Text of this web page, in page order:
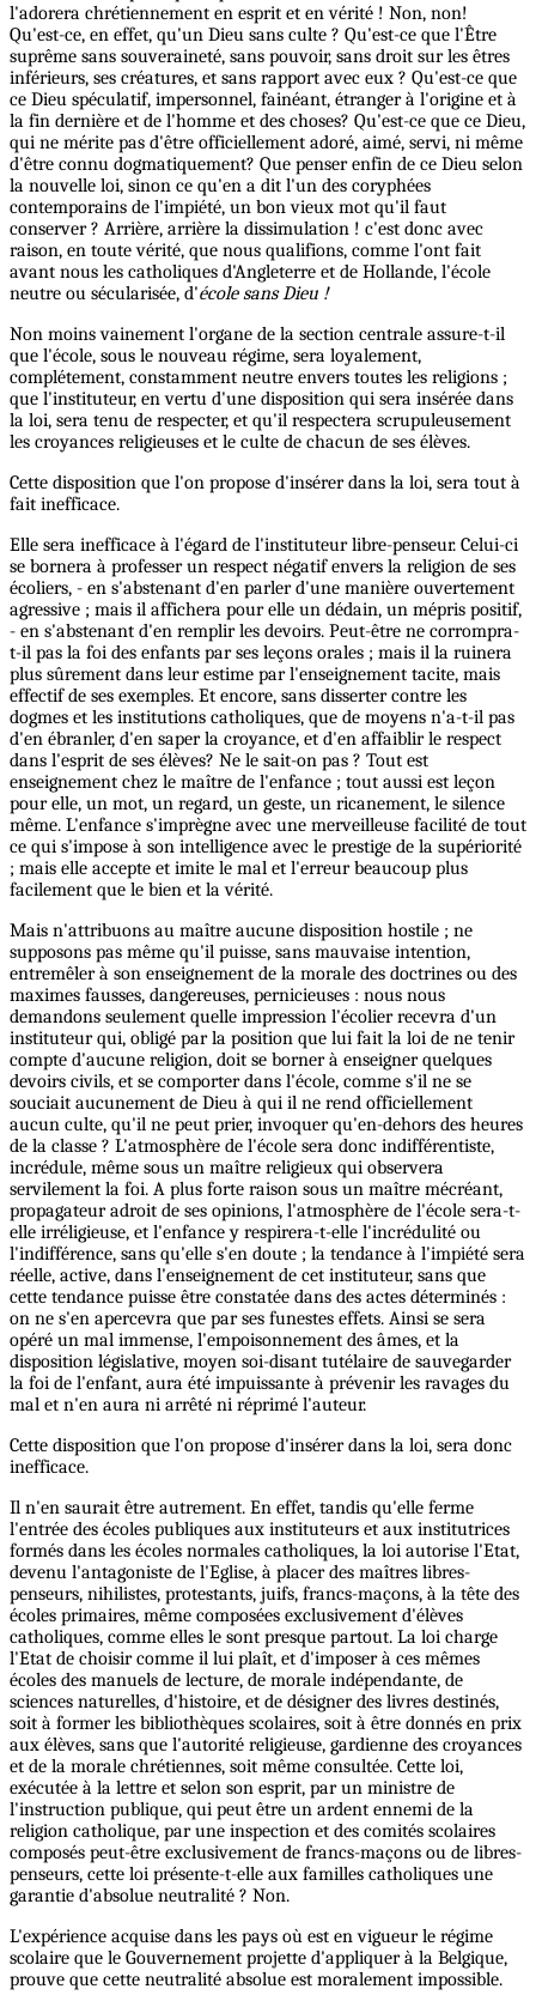
l'adorera chrétiennement en esprit et en vérité ! Non, non!
Qu'est-ce, en effet, qu'un Dieu sans culte ? Qu'est-ce que l'Être
suprême sans souveraineté, sans pouvoir, sans droit sur les êtres
inférieurs, ses créatures, et sans rapport avec eux ? Qu'est-ce que
ce Dieu spéculatif, impersonnel, fainéant, étranger à l'origine et à
la fin dernière et de l'homme et des choses? Qu'est-ce que ce Dieu,
qui ne mérite pas d'être officiellement adoré, aimé, servi, ni même
d'être connu dogmatiquement? Que penser enfin de ce Dieu selon
la nouvelle loi, sinon ce qu'en a dit l'un des coryphées
contemporains de l'impiété, un bon vieux mot qu'il faut
conserver ? Arrière, arrière la dissimulation ! c'est donc avec
raison, en toute vérité, que nous qualifions, comme l'ont fait
avant nous les catholiques d'Angleterre et de Hollande, l'école
neutre ou sécularisée, d'école sans Dieu !
Non moins vainement l'organe de la section centrale assure-t-il
que l'école, sous le nouveau régime, sera loyalement,
complétement, constamment neutre envers toutes les religions ;
que l'instituteur, en vertu d'une disposition qui sera insérée dans
la loi, sera tenu de respecter, et qu'il respectera scrupuleusement
les croyances religieuses et le culte de chacun de ses élèves.
Cette disposition que l'on propose d'insérer dans la loi, sera tout à
fait inefficace.
Elle sera inefficace à l'égard de l'instituteur libre-penseur. Celui-ci
se bornera à professer un respect négatif envers la religion de ses
écoliers, - en s'abstenant d'en parler d'une manière ouvertement
agressive ; mais il affichera pour elle un dédain, un mépris positif,
- en s'abstenant d'en remplir les devoirs. Peut-être ne corrompra-
t-il pas la foi des enfants par ses leçons orales ; mais il la ruinera
plus sûrement dans leur estime par l'enseignement tacite, mais
effectif de ses exemples. Et encore, sans disserter contre les
dogmes et les institutions catholiques, que de moyens n'a-t-il pas
d'en ébranler, d'en saper la croyance, et d'en affaiblir le respect
dans l'esprit de ses élèves? Ne le sait-on pas ? Tout est
enseignement chez le maître de l'enfance ; tout aussi est leçon
pour elle, un mot, un regard, un geste, un ricanement, le silence
même. L'enfance s'imprègne avec une merveilleuse facilité de tout
ce qui s'impose à son intelligence avec le prestige de la supériorité
; mais elle accepte et imite le mal et l'erreur beaucoup plus
facilement que le bien et la vérité.
Mais n'attribuons au maître aucune disposition hostile ; ne
supposons pas même qu'il puisse, sans mauvaise intention,
entremêler à son enseignement de la morale des doctrines ou des
maximes fausses, dangereuses, pernicieuses : nous nous
demandons seulement quelle impression l'écolier recevra d'un
instituteur qui, obligé par la position que lui fait la loi de ne tenir
compte d'aucune religion, doit se borner à enseigner quelques
devoirs civils, et se comporter dans l'école, comme s'il ne se
souciait aucunement de Dieu à qui il ne rend officiellement
aucun culte, qu'il ne peut prier, invoquer qu'en-dehors des heures
de la classe ? L'atmosphère de l'école sera donc indifférentiste,
incrédule, même sous un maître religieux qui observera
servilement la foi. A plus forte raison sous un maître mécréant,
propagateur adroit de ses opinions, l'atmosphère de l'école sera-t-
elle irréligieuse, et l'enfance y respirera-t-elle l'incrédulité ou
l'indifférence, sans qu'elle s'en doute ; la tendance à l'impiété sera
réelle, active, dans l'enseignement de cet instituteur, sans que
cette tendance puisse être constatée dans des actes déterminés :
on ne s'en apercevra que par ses funestes effets. Ainsi se sera
opéré un mal immense, l'empoisonnement des âmes, et la
disposition législative, moyen soi-disant tutélaire de sauvegarder
la foi de l'enfant, aura été impuissante à prévenir les ravages du
mal et n'en aura ni arrêté ni réprimé l'auteur.
Cette disposition que l'on propose d'insérer dans la loi, sera donc
inefficace.
Il n'en saurait être autrement. En effet, tandis qu'elle ferme
l'entrée des écoles publiques aux instituteurs et aux institutrices
formés dans les écoles normales catholiques, la loi autorise l'Etat,
devenu l'antagoniste de l'Eglise, à placer des maîtres libres-
penseurs, nihilistes, protestants, juifs, francs-maçons, à la tête des
écoles primaires, même composées exclusivement d'élèves
catholiques, comme elles le sont presque partout. La loi charge
l'Etat de choisir comme il lui plaît, et d'imposer à ces mêmes
écoles des manuels de lecture, de morale indépendante, de
sciences naturelles, d'histoire, et de désigner des livres destinés,
soit à former les bibliothèques scolaires, soit à être donnés en prix
aux élèves, sans que l'autorité religieuse, gardienne des croyances
et de la morale chrétiennes, soit même consultée. Cette loi,
exécutée à la lettre et selon son esprit, par un ministre de
l'instruction publique, qui peut être un ardent ennemi de la
religion catholique, par une inspection et des comités scolaires
composés peut-être exclusivement de francs-maçons ou de libres-
penseurs, cette loi présente-t-elle aux familles catholiques une
garantie d'absolue neutralité ? Non.
L'expérience acquise dans les pays où est en vigueur le régime
scolaire que le Gouvernement projette d'appliquer à la Belgique,
prouve que cette neutralité absolue est moralement impossible.